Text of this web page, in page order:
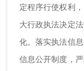
定程序行使权利
大行政执法决定
化。落实执法信
信息公开制度，